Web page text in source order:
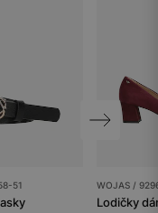
51 WOJAS /
Lodičky